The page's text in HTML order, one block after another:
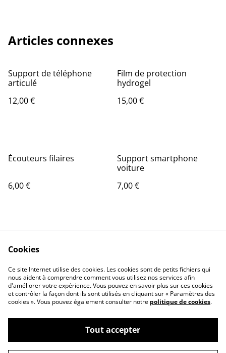
Articles connexes
Support de téléphone
articulé
12,00 €
Film de protection
hydrogel
15,00 €
Écouteurs filaires
6,00 €
Support smartphone
voiture
7,00 €
Contactez-nous
Conditions
Politique de
confidentialité
Politique de cookies
©2026CLINIQUE INFORMATIQUE
Cookies
Ce site Internet utilise des cookies. Les cookies sont de petits fichiers qui
nous aident à comprendre comment vous utilisez nos services afin
d'améliorer votre expérience. Vous pouvez en savoir plus sur ces cookies
et contrôler la façon dont ils sont utilisés en cliquant sur « Paramètres des
cookies ». Vous pouvez également consulter notre politique de cookies.
Tout accepter